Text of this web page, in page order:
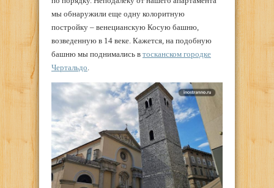
мы обнаружили еще одну колоритную
постройку – венецианскую Косую башню,
возведенную в 14 веке. Кажется, на подобную
башню мы поднимались в тосканском городке
Чертальдо